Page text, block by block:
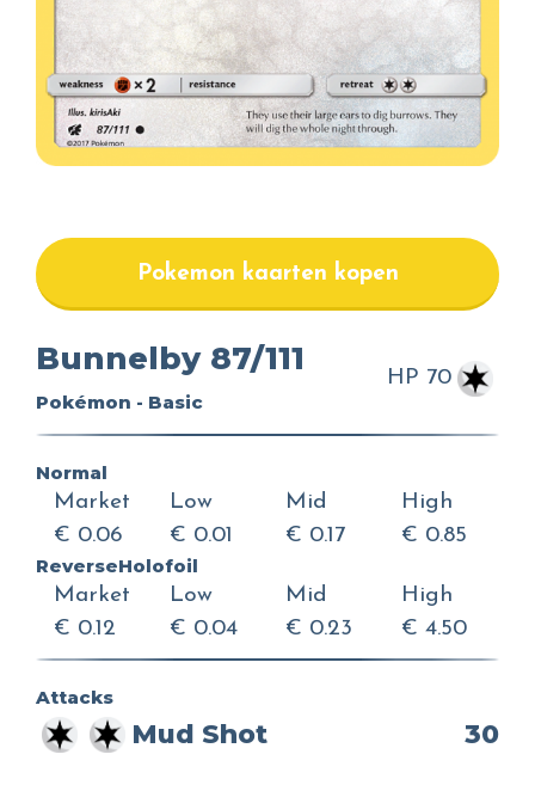
Pokemon kaarten kopen
Bunnelby 87/111
Pokémon - Basic
HP 70
Normal
Market
€ 0.06
Low
€ 0.01
Mid
€ 0.17
High
€ 0.85
ReverseHolofoil
Market
€ 0.12
Low
€ 0.04
Mid
€ 0.23
High
€ 4.50
Attacks
Mud Shot 30